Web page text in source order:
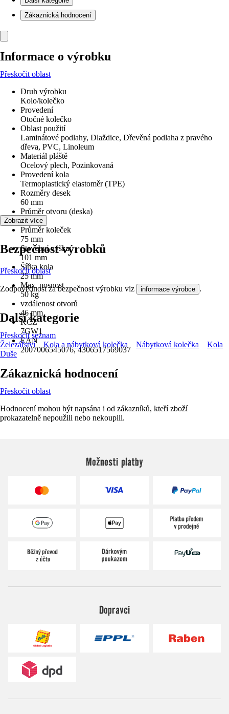
Zákaznická hodnocení
Informace o výrobku
Přeskočit oblast
Druh výrobku
Kolo/kolečko
Provedení
Otočné kolečko
Oblast použití
Laminátové podlahy, Dlaždice, Dřevěná podlaha z pravého
dřeva, PVC, Linoleum
Materiál pláště
Ocelový plech, Pozinkovaná
Provedení kola
Termoplastický elastoměr (TPE)
Rozměry desek
60 mm
Průměr otvoru (deska)
6,2 mm
Průměr koleček
75 mm
Stavební výška
101 mm
Šířka kola
25 mm
Max. nosnost
50 kg
vzdálenost otvorů
46 mm
KČZ
7GW1
EAN
2007006545076, 4306517569037
Zobrazit více
Bezpečnost výrobků
Přeskočit oblast
Zodpovědnost za bezpečnost výrobku viz informace výrobce .
Další kategorie
Přeskočit seznam
Železářství
Kola a nábytková kolečka Nábytková kolečka
Kola
Duše
Zákaznická hodnocení
Přeskočit oblast
Hodnocení mohou být napsána i od zákazníků, kteří zboží
prokazatelně nepoužili nebo nekoupili.
Možnosti platby
Dopravci